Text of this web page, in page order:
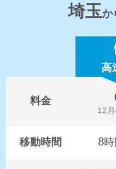
埼玉か
高
料金
12
移動時間 8時